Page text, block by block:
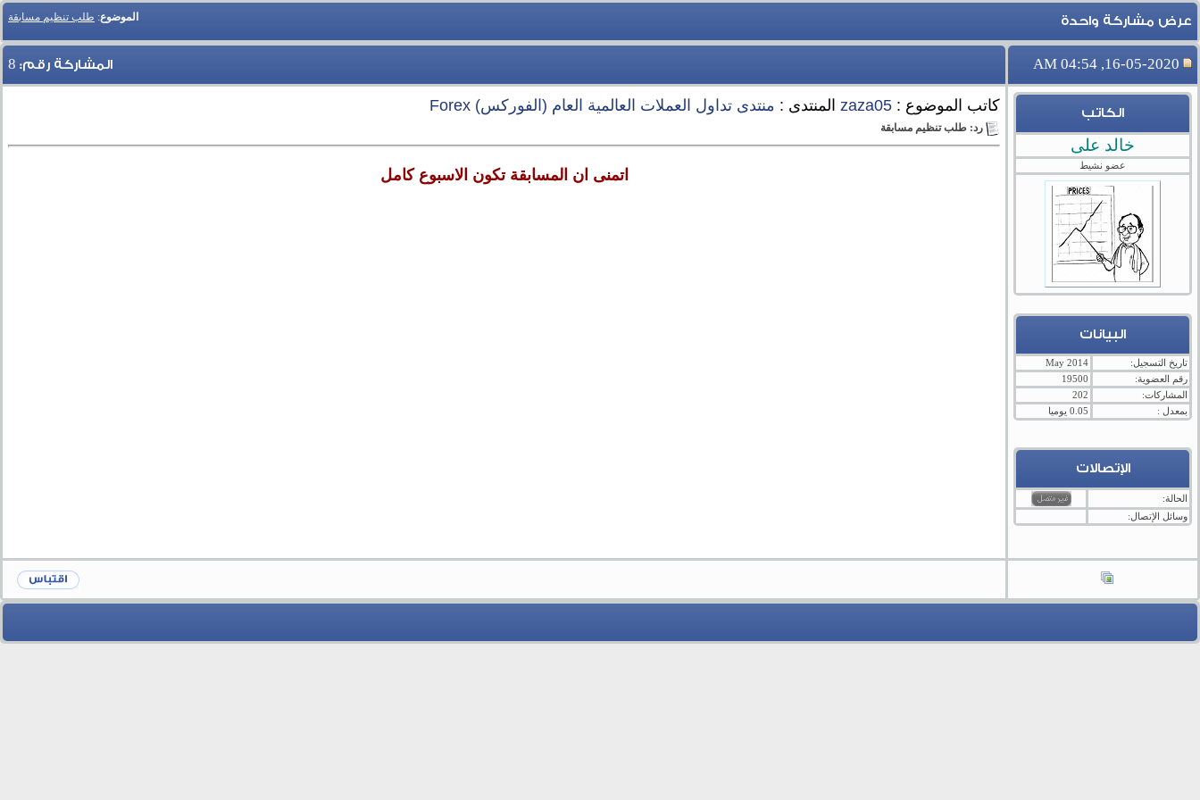
الموضوع: طلب تنظيم مسابقة عرض مشاركة واحدة
16-05-2020, 04:54 AM المشاركة رقم: 8
الكاتب
خالد على
عضو نشيط
البيانات
تاريخ التسجيل:
May 2014
رقم العضوية:
19500
المشاركات:
202
بمعدل :
0.05 يوميا
الإتصالات
الحالة:
وسائل الإتصال:
كاتب الموضوع : zaza05 المنتدى : منتدى تداول العملات العالمية العام (الفوركس) Forex
رد: طلب تنظيم مسابقة
اتمنى ان المسابقة تكون الاسبوع كامل